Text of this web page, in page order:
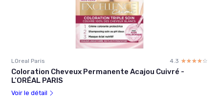
LOreal Paris 4.3 ☆☆☆☆☆
★★★★★
Coloration Cheveux Permanente Acajou Cuivré -
L’ORÉAL PARIS
Voir le détail